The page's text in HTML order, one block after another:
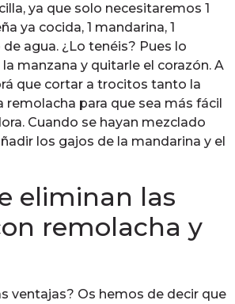
ya que solo necesitaremos 1
ya cocida, 1 mandarina, 1
de agua. ¿Lo tenéis? Pues lo
manzana y quitarle el corazón. A
que cortar a trocitos tanto la
remolacha para que sea más fácil
Cuando se hayan mezclado
los gajos de la mandarina y el
eliminan las
remolacha y
ventajas? Os hemos de decir que